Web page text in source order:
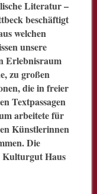
Literatur –
beschäftigt
welchen
unsere
Erlebnisraum
zu großen
die in freier
Textpassagen
arbeitete für
Künstlerinnen
Die
Kulturgut Haus